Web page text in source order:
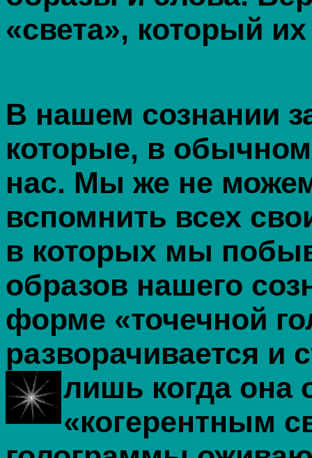
«света», который
В нашем сознании
которые, в
нас. Мы же не
вспомнить всех
в которых мы
образов нашего
форме «точечной
разворачивается и
лишь когда она
«когерентным